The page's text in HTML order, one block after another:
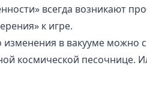
всегда возникают
к игре.
изменения в вакууме можно
космической песочнице.